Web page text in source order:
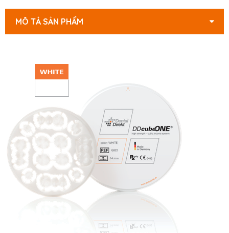
MÔ TẢ SẢN PHẨM